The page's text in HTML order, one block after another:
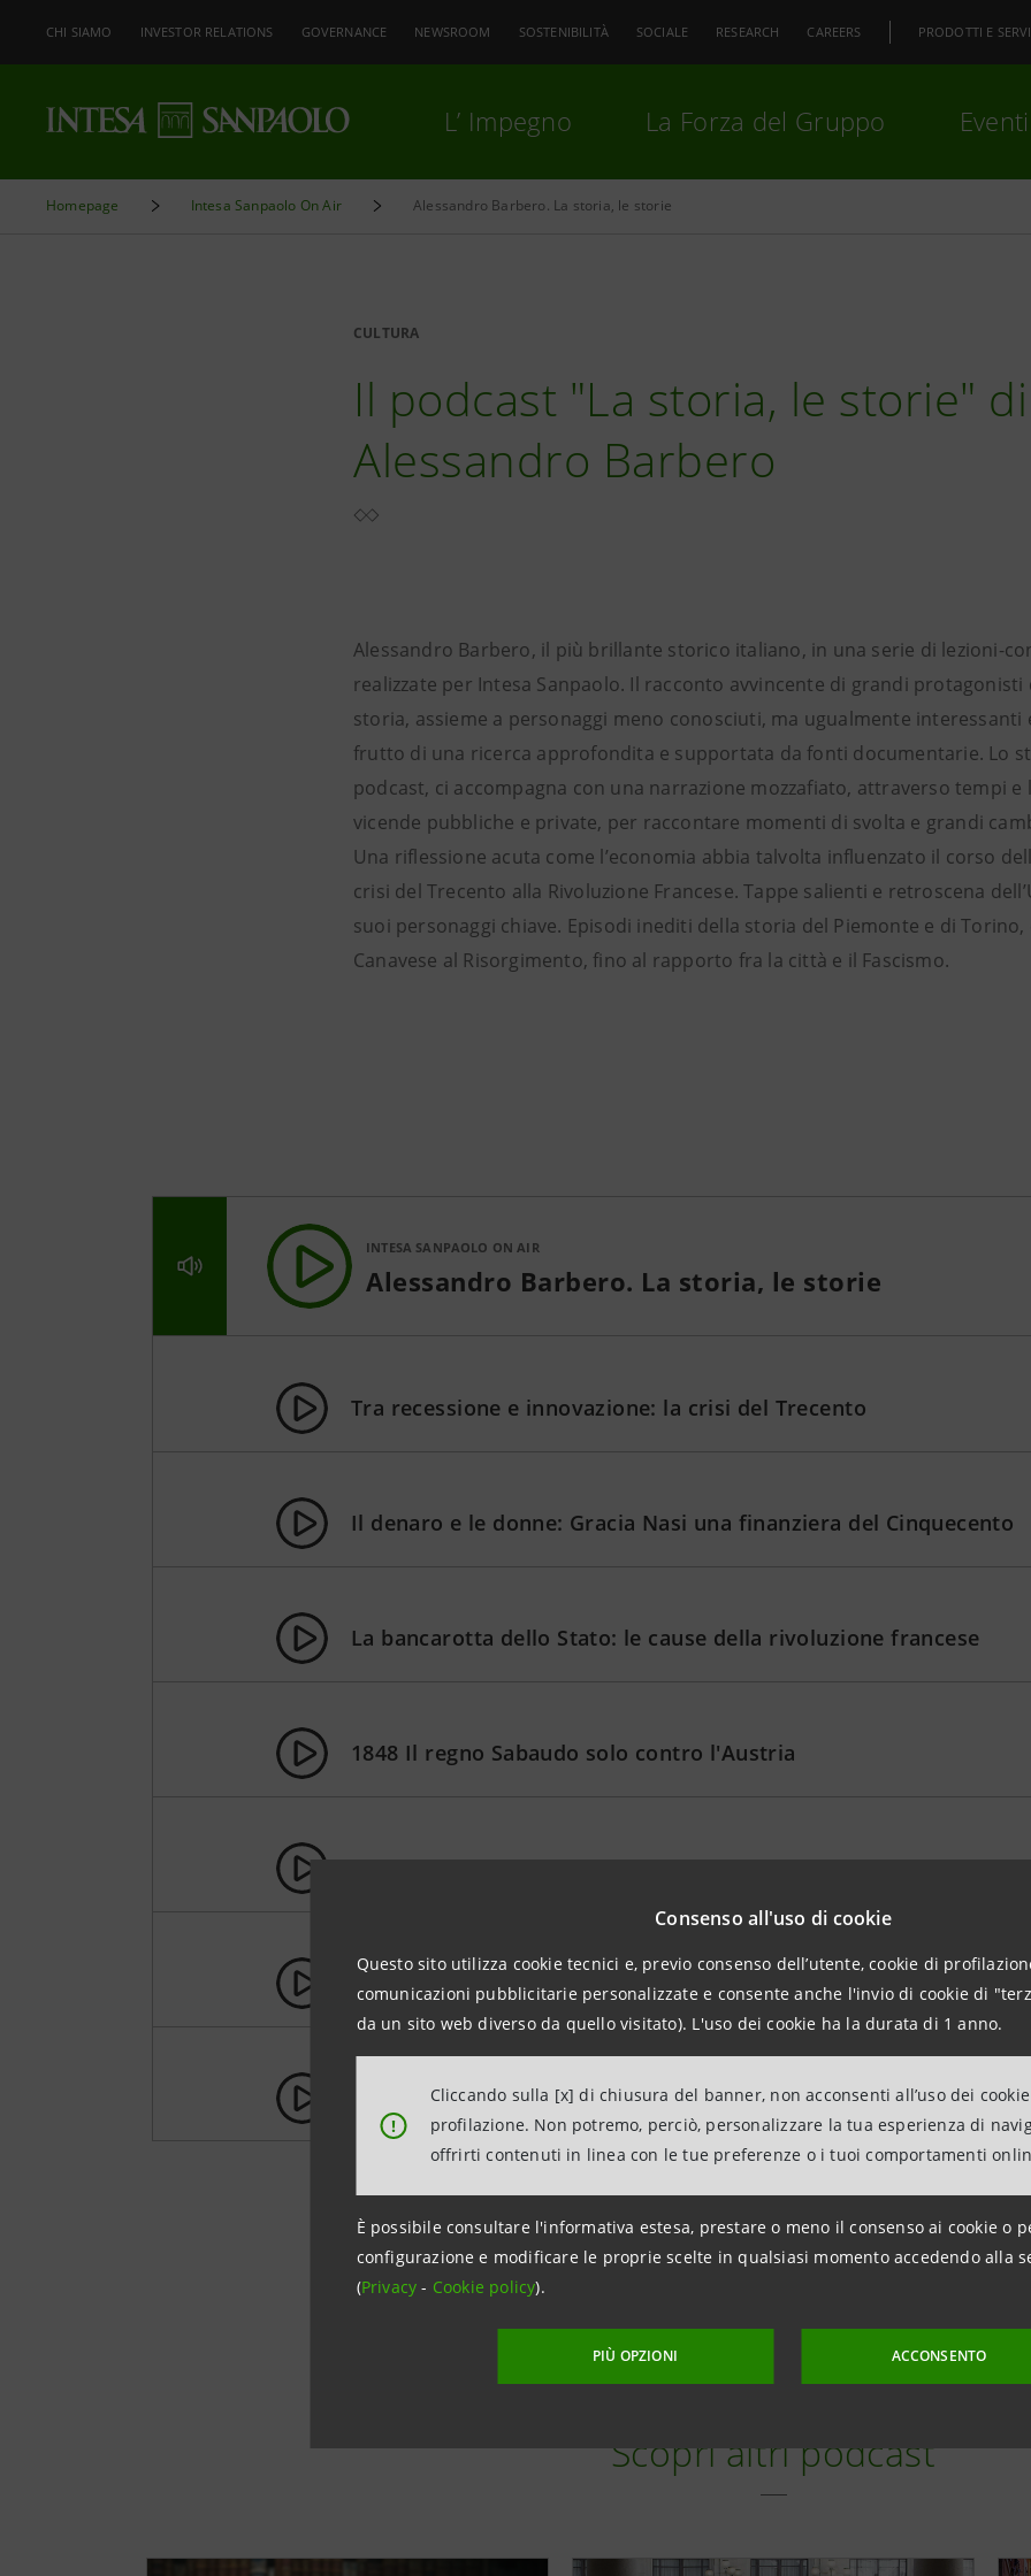
Consenso all'uso di cookie
Questo sito utilizza cookie tecnici e, previo consenso dell’utente, cookie di
comunicazioni pubblicitarie personalizzate e consente anche l'invio di cookie di
da un sito web diverso da quello visitato). L'uso dei cookie ha la durata di 1 anno.
!
Cliccando sulla [x] di chiusura del banner, non acconsenti all’uso dei
profilazione. Non potremo, perciò, personalizzare la tua esperienza di
offrirti contenuti in linea con le tue preferenze o i tuoi comportamenti
È possibile consultare l'informativa estesa, prestare o meno il consenso ai cookie o
configurazione e modificare le proprie scelte in qualsiasi momento accedendo alla
(Privacy- Cookie policy).
PIÙ OPZIONI ACCONSENTO
CHI SIAMO INVESTOR RELATIONS GOVERNANCE NEWSROOM SOSTENIBILITÀ SOCIALE RESEARCH CAREERS PRODOTTI E
L’ Impegno La Forza del Gruppo
Homepage Intesa Sanpaolo On Air Alessandro Barbero. La storia, le storie
CULTURA
Il podcast "La storia, le storie" di
Alessandro Barbero
Alessandro Barbero, il più brillante storico italiano, in una serie di lezioni-
realizzate per Intesa Sanpaolo. Il racconto avvincente di grandi protagonisti
storia, assieme a personaggi meno conosciuti, ma ugualmente interessanti
frutto di una ricerca approfondita e supportata da fonti documentarie. Lo
podcast, ci accompagna con una narrazione mozzafiato, attraverso tempi e
vicende pubbliche e private, per raccontare momenti di svolta e grandi
Una riflessione acuta come l’economia abbia talvolta influenzato il corso
crisi del Trecento alla Rivoluzione Francese. Tappe salienti e retroscena
suoi personaggi chiave. Episodi inediti della storia del Piemonte e di
Canavese al Risorgimento, fino al rapporto fra la città e il Fascismo.
INTESA SANPAOLO ON AIR
Alessandro Barbero. La storia, le storie
Tra recessione e innovazione: la crisi del Trecento
Il denaro e le donne: Gracia Nasi una finanziera del Cinquecento
La bancarotta dello Stato: le cause della rivoluzione francese
1848 Il regno Sabaudo solo contro l'Austria
1859 Cavour e Vittorio Emanuele II unificano l'Italia
1866 L'esercito sabaudo fra vecchio Piemonte e nuova Italia
Il sogno dell’Oriente. I marchesi di Monferrato alle crociate
La rivolta dei Tuchini: i contadini del Canavese combattono
Come Torino divenne capitale del Piemonte
Il Principe Eugenio e l’assedio di Torino
Cavour e l'Unità d'Italia
YouTube
Spotify Apple Podcast
Scopri altri podcast